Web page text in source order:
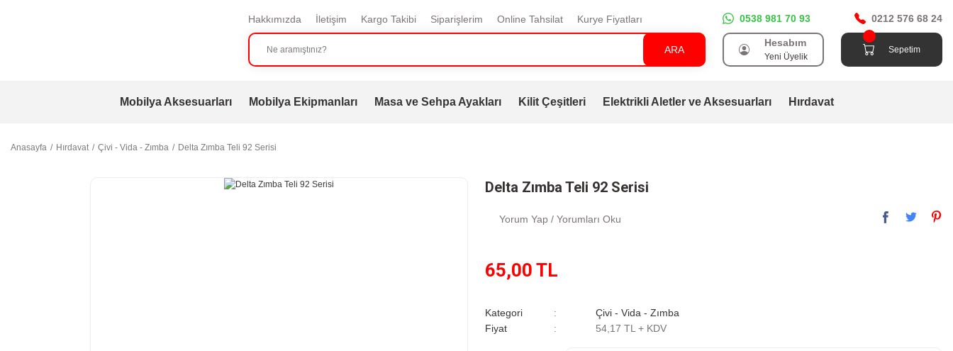
Hakkımızda İletişim Kargo Takibi Siparişlerim Online Tahsilat Kurye Fiyatları
ARA
0538 981 70 93 0212 576 68 24
Hesabım
Yeni Üyelik
Sepetim
Mobilya Aksesuarları Mobilya Ekipmanları Masa ve Sehpa Ayakları Kilit Çeşitleri Elektrikli Aletler ve Aksesuarları Hırdavat
Anasayfa Hırdavat Çivi - Vida - Zımba Delta Zımba Teli 92 Serisi
Delta Zımba Teli 92 Serisi
Yorum Yap / Yorumları Oku
65,00 TL
Kategori
Çivi - Vida - Zımba
Fiyat
54,17 TL + KDV